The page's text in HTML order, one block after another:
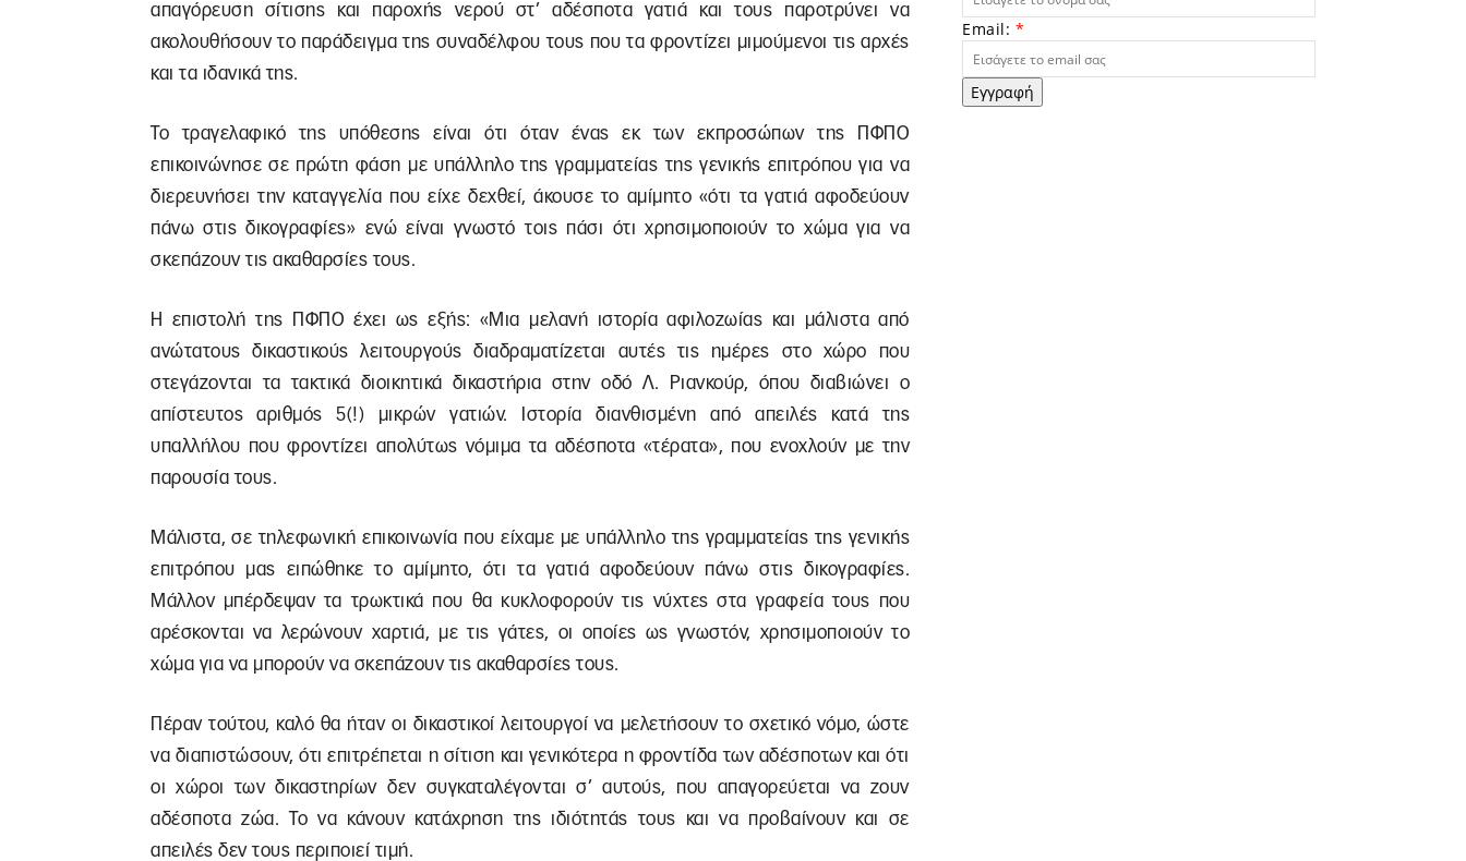
απαγόρευση σίτισης και παροχής νερού στ’ αδέσποτα γατιά και τους παροτρύνει να
ακολουθήσουν το παράδειγμα της συναδέλφου τους που τα φροντίζει μιμούμενοι τις αρχές
και τα ιδανικά της.
Το τραγελαφικό της υπόθεσης είναι ότι όταν ένας εκ των εκπροσώπων της ΠΦΠΟ
επικοινώνησε σε πρώτη φάση με υπάλληλο της γραμματείας της γενικής επιτρόπου για να
διερευνήσει την καταγγελία που είχε δεχθεί, άκουσε το αμίμητο «ότι τα γατιά αφοδεύουν
πάνω στις δικογραφίες» ενώ είναι γνωστό τοις πάσι ότι χρησιμοποιούν το χώμα για να
σκεπάζουν τις ακαθαρσίες τους.
Η επιστολή της ΠΦΠΟ έχει ως εξής: «Μια μελανή ιστορία αφιλοζωίας και μάλιστα από
ανώτατους δικαστικούς λειτουργούς διαδραματίζεται αυτές τις ημέρες στο χώρο που
στεγάζονται τα τακτικά διοικητικά δικαστήρια στην οδό Λ. Ριανκούρ, όπου διαβιώνει ο
απίστευτος αριθμός 5(!) μικρών γατιών. Ιστορία διανθισμένη από απειλές κατά της
υπαλλήλου που φροντίζει απολύτως νόμιμα τα αδέσποτα «τέρατα», που ενοχλούν με την
παρουσία τους.
Μάλιστα, σε τηλεφωνική επικοινωνία που είχαμε με υπάλληλο της γραμματείας της γενικής
επιτρόπου μας ειπώθηκε το αμίμητο, ότι τα γατιά αφοδεύουν πάνω στις δικογραφίες.
Μάλλον μπέρδεψαν τα τρωκτικά που θα κυκλοφορούν τις νύχτες στα γραφεία τους που
αρέσκονται να λερώνουν χαρτιά, με τις γάτες, οι οποίες ως γνωστόν, χρησιμοποιούν το
χώμα για να μπορούν να σκεπάζουν τις ακαθαρσίες τους.
Πέραν τούτου, καλό θα ήταν οι δικαστικοί λειτουργοί να μελετήσουν το σχετικό νόμο, ώστε
να διαπιστώσουν, ότι επιτρέπεται η σίτιση και γενικότερα η φροντίδα των αδέσποτων και ότι
οι χώροι των δικαστηρίων δεν συγκαταλέγονται σ’ αυτούς, που απαγορεύεται να ζουν
αδέσποτα ζώα. Το να κάνουν κατάχρηση της ιδιότητάς τους και να προβαίνουν και σε
απειλές δεν τους περιποιεί τιμή.
Email: *
Εγγραφή